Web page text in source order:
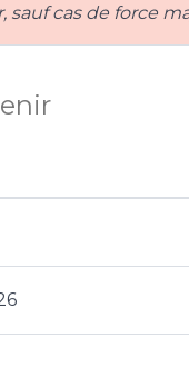
sauf cas de force